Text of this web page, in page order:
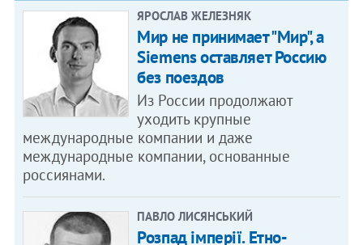
ЯРОСЛАВ ЖЕЛЕЗНЯК
Мир не принимает "Мир", а
Siemens оставляет Россию
без поездов
Из России продолжают
уходить крупные
международные компании и даже
международные компании, основанные
россиянами.
ПАВЛО ЛИСЯНСЬКИЙ
Розпад імперії. Етно-